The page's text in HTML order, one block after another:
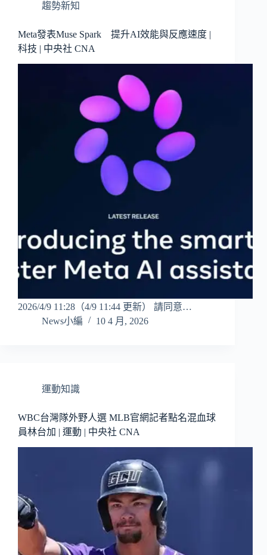
趨勢新知
Meta發表Muse Spark 提升AI效能與反應速度 |
科技 | 中央社 CNA
2026/4/9 11:28（4/9 11:44 更新） 請同意…
News小編
10 4 月, 2026
運動知識
WBC台灣隊外野人選 MLB官網記者點名混血球
員林台加 | 運動 | 中央社 CNA